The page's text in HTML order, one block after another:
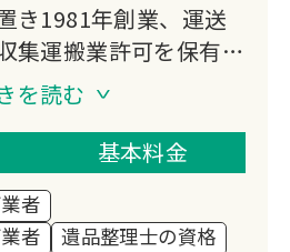
き1981年創業、運送
集運搬業許可を保有す
引越・遺品整理・生前
験豊富なスタッフが丁
ーに作業。明朗会計で
、立ち会い不要の整理
を読む
基本料金
者
者
遺品整理士の資格